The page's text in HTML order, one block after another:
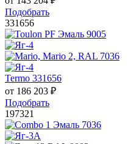
Подобрать
331656
Termo 331656
от 186 203 ₽
Подобрать
197321